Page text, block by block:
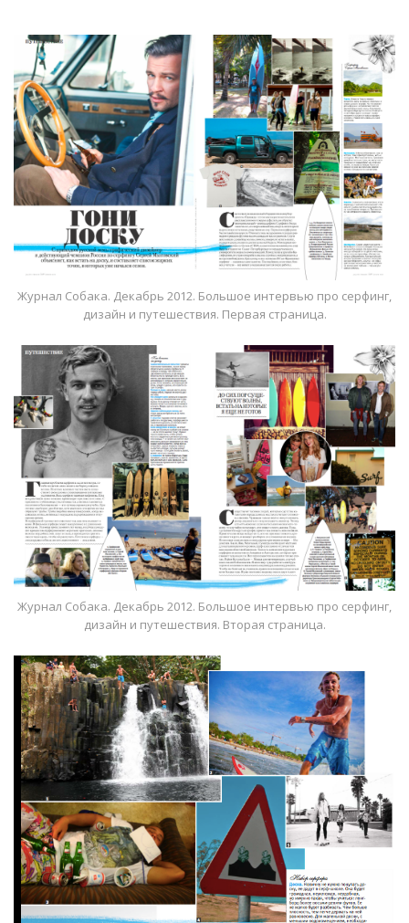
Журнал Собака. Декабрь 2012. Большое интервью про серфинг,
дизайн и путешествия. Первая страница.
Журнал Собака. Декабрь 2012. Большое интервью про серфинг,
дизайн и путешествия. Вторая страница.